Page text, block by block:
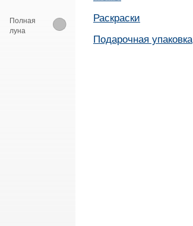
Полная
луна
Раскраски
Подарочная упаковка